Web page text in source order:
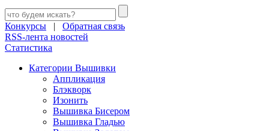
Конкурсы | Обратная связь
RSS-лента новостей
Статистика
Категории Вышивки
Аппликация
Блэкворк
Изонить
Вышивка Бисером
Вышивка Гладью